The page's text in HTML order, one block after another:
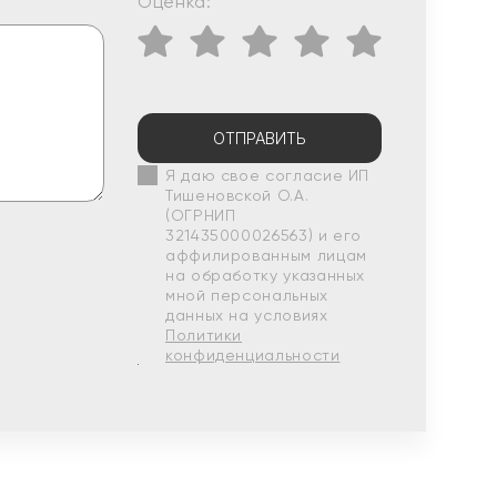
ОТПРАВИТЬ
Я даю свое согласие ИП
Тишеновской О.А.
(ОГРНИП
321435000026563) и его
аффилированным лицам
на обработку указанных
мной персональных
данных на условиях
Политики
конфиденциальности